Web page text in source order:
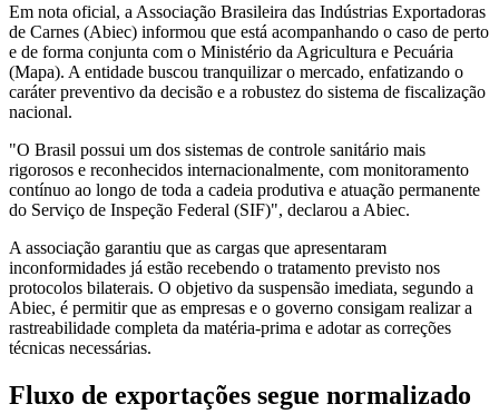
Em nota oficial, a Associação Brasileira das Indústrias Exportadoras
de Carnes (Abiec) informou que está acompanhando o caso de perto
e de forma conjunta com o Ministério da Agricultura e Pecuária
(Mapa). A entidade buscou tranquilizar o mercado, enfatizando o
caráter preventivo da decisão e a robustez do sistema de fiscalização
nacional.
"O Brasil possui um dos sistemas de controle sanitário mais
rigorosos e reconhecidos internacionalmente, com monitoramento
contínuo ao longo de toda a cadeia produtiva e atuação permanente
do Serviço de Inspeção Federal (SIF)", declarou a Abiec.
A associação garantiu que as cargas que apresentaram
inconformidades já estão recebendo o tratamento previsto nos
protocolos bilaterais. O objetivo da suspensão imediata, segundo a
Abiec, é permitir que as empresas e o governo consigam realizar a
rastreabilidade completa da matéria-prima e adotar as correções
técnicas necessárias.
Fluxo de exportações segue normalizado